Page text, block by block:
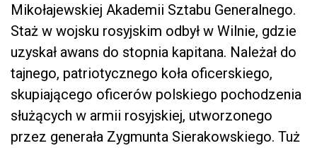
Mikołajewskiej Akademii Sztabu Generalnego.
Staż w wojsku rosyjskim odbył w Wilnie, gdzie
uzyskał awans do stopnia kapitana. Należał do
tajnego, patriotycznego koła oficerskiego,
skupiającego oficerów polskiego pochodzenia
służących w armii rosyjskiej, utworzonego
przez generała Zygmunta Sierakowskiego. Tuż